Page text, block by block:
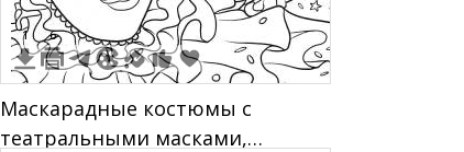
1 6
Маскарадные костюмы с
театральными масками,